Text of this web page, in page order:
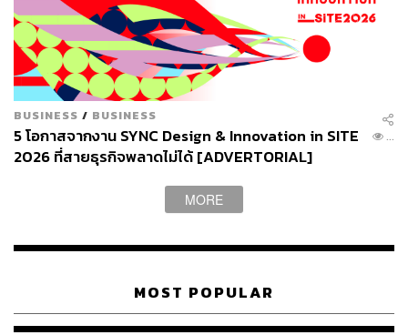
BUSINESS / BUSINESS
5 โอกาสจากงาน SYNC Design & Innovation in SITE
2026 ที่สายธุรกิจพลาดไม่ได้ [ADVERTORIAL]
...
MORE
MOST POPULAR